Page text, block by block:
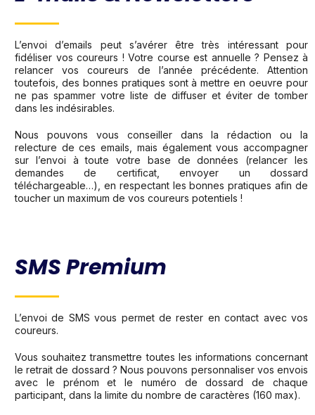
L’envoi d’emails peut s’avérer être très intéressant pour
fidéliser vos coureurs ! Votre course est annuelle ? Pensez à
relancer vos coureurs de l’année précédente. Attention
toutefois, des bonnes pratiques sont à mettre en oeuvre pour
ne pas spammer votre liste de diffuser et éviter de tomber
dans les indésirables.
Nous pouvons vous conseiller dans la rédaction ou la
relecture de ces emails, mais également vous accompagner
sur l’envoi à toute votre base de données (relancer les
demandes de certificat, envoyer un dossard
téléchargeable…), en respectant les bonnes pratiques afin de
toucher un maximum de vos coureurs potentiels !
SMS Premium
L’envoi de SMS vous permet de rester en contact avec vos
coureurs.
Vous souhaitez transmettre toutes les informations concernant
le retrait de dossard ? Nous pouvons personnaliser vos envois
avec le prénom et le numéro de dossard de chaque
participant, dans la limite du nombre de caractères (160 max).